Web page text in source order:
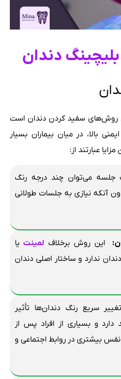
دندان
روش‌های سفید کردن دندان است
بالا، در میان بیماران بسیار
عبارتند از:
می‌توان چند درجه رنگ
آنکه نیازی به جلسات طولانی
: این روش برخلاف لمینت یا
ندارد و ساختار اصلی دندان
سریع رنگ دندان‌ها تأثیر
دارد و بسیاری از افراد پس از
بیشتری در روابط اجتماعی و